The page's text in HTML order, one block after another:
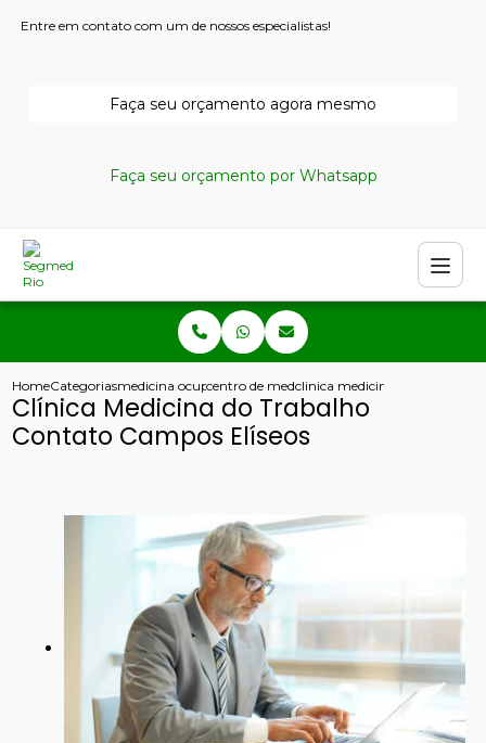
Entre em contato com um de nossos especialistas!
Faça seu orçamento agora mesmo
Faça seu orçamento por Whatsapp
HomeCategoriasmedicina ocupacionalcentro de medicina ocupacional
clinica medicina do trabalho
Clínica Medicina do Trabalho
Contato Campos Elíseos